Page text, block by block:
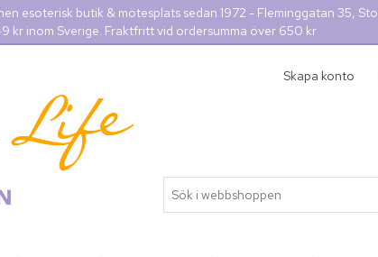
esoterisk butik & mötesplats sedan 1972 - Fleminggatan 35,
kr inom Sverige. Fraktfritt vid ordersumma över 650 kr
Skapa konto